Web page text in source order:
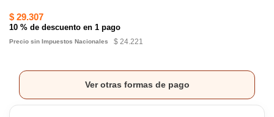
$ 29.307
10 % de descuento en 1 pago
Precio sin Impuestos Nacionales $ 24.221
Ver otras formas de pago